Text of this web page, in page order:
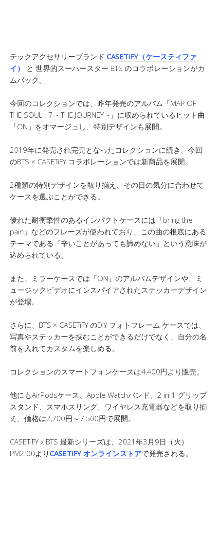
テックアクセサリーブランド CASETiFY（ケースティファ
イ）
と 世界的スーパースター BTS のコラボレーションがカ
ムバック。
今回のコレクションでは、昨年発売のアルバム「MAP OF
THE SOUL : 7 ~ THE JOURNEY ~」に収められているヒット曲
「ON」をオマージュし、特別デザインも展開。
2019年に発売され完売となったコレクションに続き、今回
のBTS × CASETiFY コラボレーションでは新商品を展開。
2種類の特別デザインを取り揃え、その日の気分に合わせて
ケースを選ぶことができる。
優れた耐衝撃性のあるインパクトケースには「bring the
pain」などのフレーズが使われており、この曲の根底にある
テーマである「辛いことがあっても諦めない」という意味が
込められている。
また、ミラーケースでは「ON」のアルバムデザインや、ミ
ュージックビデオにインスパイアされたステッカーデザイン
が登場。
さらに、BTS × CASETiFY のDIY フォトフレーム ケースでは、
写真やステッカーを挟むことができるだけでなく、自分の名
前を入れてカスタムを楽しめる。
コレクションのスマートフォンケースは4,400円より販売。
他にもAirPodsケース、Apple Watchバンド、2 in 1 グリップ
スタンド、スマホスリング、ワイヤレス充電器などを取り揃
え、価格は2,700円～7,500円で展開。
CASETiFY x BTS 最新シリーズは、2021年3月9日（火）
PM2:00よりCASETiFY オンラインストアで発売される。